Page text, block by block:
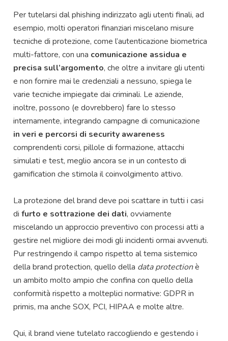
Per tutelarsi dal phishing indirizzato agli utenti finali, ad
esempio, molti operatori finanziari miscelano misure
tecniche di protezione, come l’autenticazione biometrica
multi-fattore, con una comunicazione assidua e
precisa sull’argomento, che oltre a invitare gli utenti
e non fornire mai le credenziali a nessuno, spiega le
varie tecniche impiegate dai criminali. Le aziende,
inoltre, possono (e dovrebbero) fare lo stesso
internamente, integrando campagne di comunicazione
in veri e percorsi di security awareness
comprendenti corsi, pillole di formazione, attacchi
simulati e test, meglio ancora se in un contesto di
gamification che stimola il coinvolgimento attivo.
La protezione del brand deve poi scattare in tutti i casi
di furto e sottrazione dei dati, ovviamente
miscelando un approccio preventivo con processi atti a
gestire nel migliore dei modi gli incidenti ormai avvenuti.
Pur restringendo il campo rispetto al tema sistemico
della brand protection, quello della data protectionè
un ambito molto ampio che confina con quello della
conformità rispetto a molteplici normative: GDPR in
primis, ma anche SOX, PCI, HIPAA e molte altre.
Qui, il brand viene tutelato raccogliendo e gestendo i